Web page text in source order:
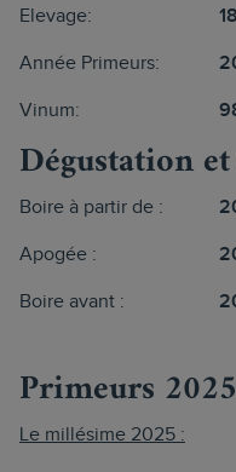
Elevage:
Année Primeurs:
Vinum:
Dégustation
Boire à partir de :
Apogée :
Boire avant :
Primeurs 2025
Le millésime 2025 :